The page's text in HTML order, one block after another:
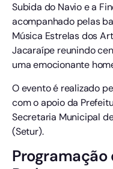
Subida do Navio e a
acompanhado pelas
Música Estrelas dos
Jacaraípe reunindo
uma emocionante
O evento é realizado
com o apoio da
Secretaria Municipal
(Setur).
Programação